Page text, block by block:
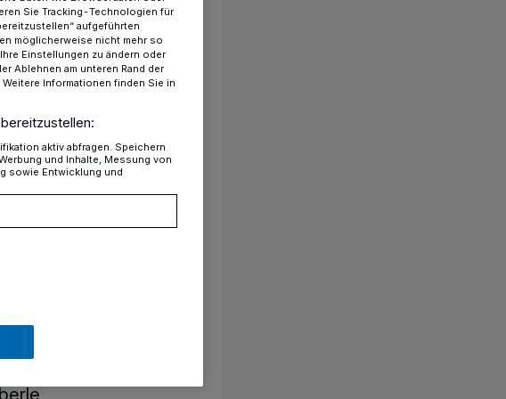
Löchern
Sie Tracking-Technologien für
aufgeführten
möglicherweise nicht mehr so
Einstellungen zu ändern oder
Ablehnen am unteren Rand der
Informationen finden Sie in
aktiv abfragen. Speichern
und Inhalte, Messung von
sowie Entwicklung und